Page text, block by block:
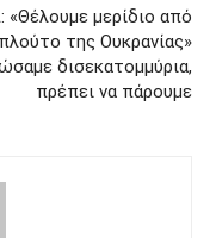
«Θέλουμε μερίδιο από
της Ουκρανίας»
δισεκατομμύρια,
πρέπει να πάρουμε